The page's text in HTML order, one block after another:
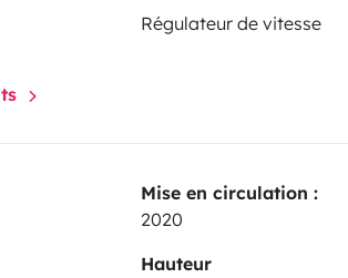
Régulateur de vitesse
Mise en circulation :
2020
Hauteur